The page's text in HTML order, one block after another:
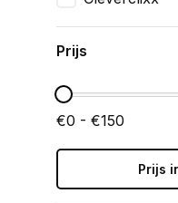
Prijs
€0 - €150
Prijs